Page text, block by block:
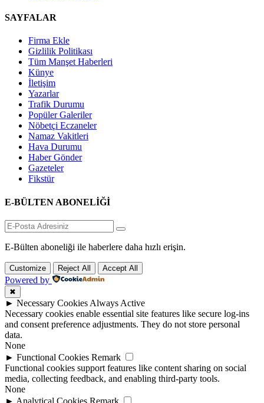
SAYFALAR
Firma Ekle
Gizlilik Politikası
Tüm Manşet Haberleri
Künye
İletişim
Yazarlar
Trafik Durumu
Popüler Galeriler
Nöbetçi Eczaneler
Namaz Vakitleri
Hava Durumu
Haber Gönder
Gazeteler
Fikstür
E-BÜLTEN ABONELİĞİ
E-Bülten aboneliği ile haberlere daha hızlı erişin.
Customize Reject All Accept All
Powered by
✖
► Necessary Cookies Always Active
Necessary cookies enable essential site features like secure log-ins
and consent preference adjustments. They do not store personal
data.
None
► Functional Cookies Remark
Functional cookies support features like content sharing on social
media, collecting feedback, and enabling third-party tools.
None
► Analytical Cookies Remark